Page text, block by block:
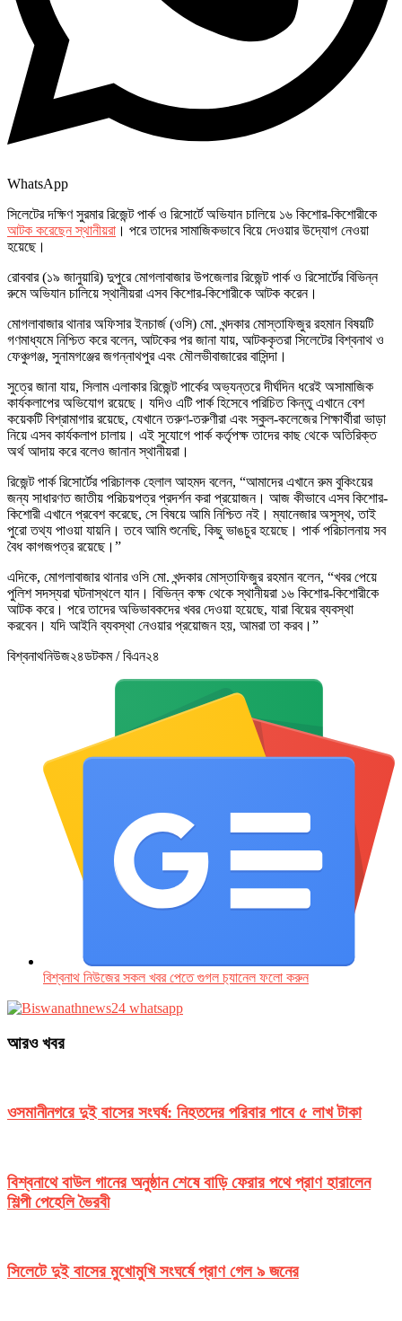
WhatsApp
সিলেটের দক্ষিণ সুরমার রিজেন্ট পার্ক ও রিসোর্টে অভিযান চালিয়ে ১৬ কিশোর-কিশোরীকে
আটক করেছেন স্থানীয়রা । পরে তাদের সামাজিকভাবে বিয়ে দেওয়ার উদ্যোগ নেওয়া
হয়েছে।
রোববার (১৯ জানুয়ারি) দুপুরে মোগলাবাজার উপজেলার রিজেন্ট পার্ক ও রিসোর্টের বিভিন্ন
রুমে অভিযান চালিয়ে স্থানীয়রা এসব কিশোর-কিশোরীকে আটক করেন।
মোগলাবাজার থানার অফিসার ইনচার্জ (ওসি) মো. খন্দকার মোস্তাফিজুর রহমান বিষয়টি
গণমাধ্যমে নিশ্চিত করে বলেন, আটকের পর জানা যায়, আটককৃতরা সিলেটের বিশ্বনাথ ও
ফেঞ্চুগঞ্জ, সুনামগঞ্জের জগন্নাথপুর এবং মৌলভীবাজারের বাসিন্দা।
সুত্রে জানা যায়, সিলাম এলাকার রিজেন্ট পার্কের অভ্যন্তরে দীর্ঘদিন ধরেই অসামাজিক
কার্যকলাপের অভিযোগ রয়েছে। যদিও এটি পার্ক হিসেবে পরিচিত কিন্তু এখানে বেশ
কয়েকটি বিশ্রামাগার রয়েছে, যেখানে তরুণ-তরুণীরা এবং স্কুল-কলেজের শিক্ষার্থীরা ভাড়া
নিয়ে এসব কার্যকলাপ চালায়। এই সুযোগে পার্ক কর্তৃপক্ষ তাদের কাছ থেকে অতিরিক্ত
অর্থ আদায় করে বলেও জানান স্থানীয়রা।
রিজেন্ট পার্ক রিসোর্টের পরিচালক হেলাল আহমদ বলেন, “আমাদের এখানে রুম বুকিংয়ের
জন্য সাধারণত জাতীয় পরিচয়পত্র প্রদর্শন করা প্রয়োজন। আজ কীভাবে এসব কিশোর-
কিশোরী এখানে প্রবেশ করেছে, সে বিষয়ে আমি নিশ্চিত নই। ম্যানেজার অসুস্থ, তাই
পুরো তথ্য পাওয়া যায়নি। তবে আমি শুনেছি, কিছু ভাঙচুর হয়েছে। পার্ক পরিচালনায় সব
বৈধ কাগজপত্র রয়েছে।”
এদিকে, মোগলাবাজার থানার ওসি মো. খন্দকার মোস্তাফিজুর রহমান বলেন, “খবর পেয়ে
পুলিশ সদস্যরা ঘটনাস্থলে যান। বিভিন্ন কক্ষ থেকে স্থানীয়রা ১৬ কিশোর-কিশোরীকে
আটক করে। পরে তাদের অভিভাবকদের খবর দেওয়া হয়েছে, যারা বিয়ের ব্যবস্থা
করবেন। যদি আইনি ব্যবস্থা নেওয়ার প্রয়োজন হয়, আমরা তা করব।”
বিশ্বনাথনিউজ২৪ডটকম / বিএন২৪
বিশ্বনাথ নিউজের সকল খবর পেতে গুগল চ‌্যানেল ফলো করুন
আরও খবর
ওসমানীনগরে দুই বাসের সংঘর্ষ: নিহতদের পরিবার পাবে ৫ লাখ টাকা
বিশ্বনাথে বাউল গানের অনুষ্ঠান শেষে বাড়ি ফেরার পথে প্রাণ হারালেন
শিল্পী পেহেলি ভৈরবী
সিলেটে দুই বাসের মুখোমুখি সংঘর্ষে প্রাণ গেল ৯ জনের